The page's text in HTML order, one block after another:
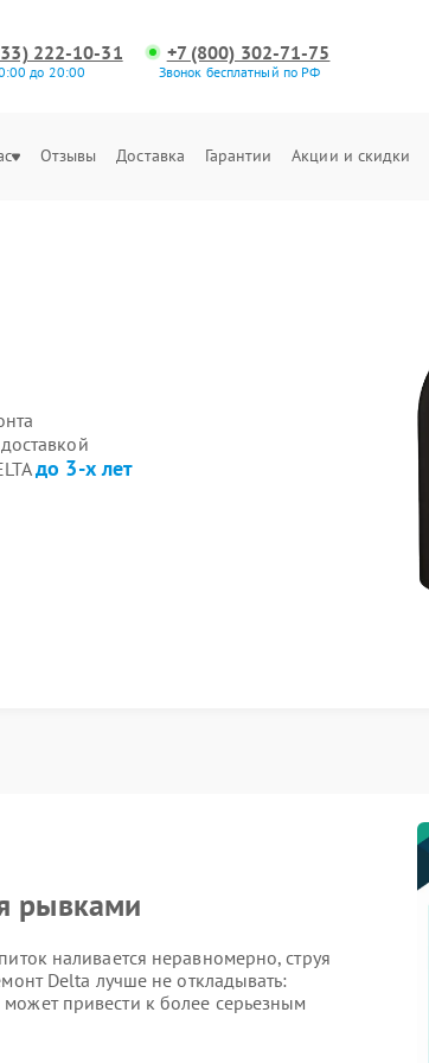
222-10-31
до 20:00
+7 (800) 302-71-75
Звонок бесплатный по РФ
Отзывы Доставка Гарантии Акции и скидки
до 3-х лет
рывками
наливается неравномерно, струя
Delta лучше не откладывать:
привести к более серьезным